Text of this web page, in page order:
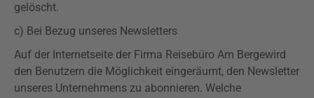
gelöscht.
c) Bei Bezug unseres Newsletters
Auf der Internetseite der Firma Reisebüro Am Bergewird
den Benutzern die Möglichkeit eingeräumt, den Newsletter
unseres Unternehmens zu abonnieren. Welche